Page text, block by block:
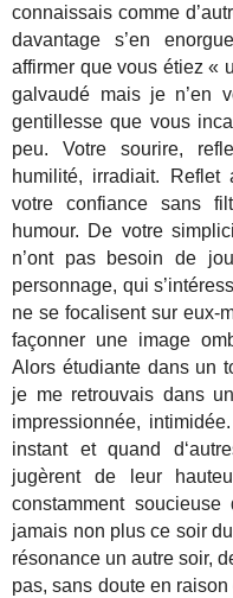
connaissais comme
davantage s’en
affirmer que vous étiez «
galvaudé mais je n’en
gentillesse que vous
peu. Votre sourire,
humilité, irradiait.
votre confiance sans
humour. De votre
n’ont pas besoin de
personnage, qui
ne se focalisent sur eux-
façonner une image
Alors étudiante dans un
je me retrouvais dans
impressionnée,
instant et quand
jugèrent de leur
constamment
jamais non plus ce soir
résonance un autre soir,
pas, sans doute en